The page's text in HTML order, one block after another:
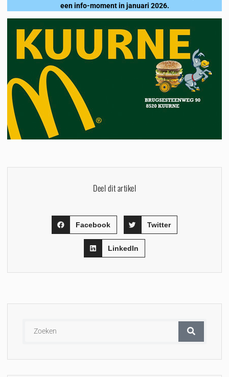
een info-moment in januari 2026.
Deel dit artikel
Facebook Twitter
LinkedIn